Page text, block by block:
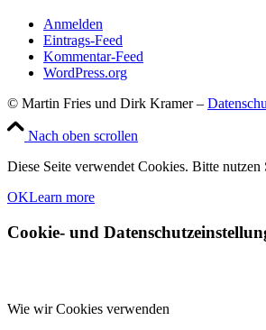
Anmelden
Eintrags-Feed
Kommentar-Feed
WordPress.org
© Martin Fries und Dirk Kramer –
Nach oben scrollen
Diese Seite verwendet Cookies. Bitte
OKLearn more
Cookie- und
Wie wir Cookies verwenden